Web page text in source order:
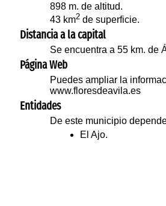
898 m. de altitud.
43 km2 de superficie.
Distancia a la capital
Se encuentra a 55 km. de
Página Web
Puedes ampliar la
www.floresdeavila.es
Entidades
De este municipio
El Ajo.